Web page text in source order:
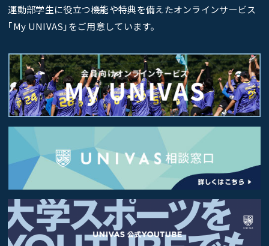
運動部学生に役立つ機能や特典を備えたオンラインサービス
｢My UNIVAS｣をご用意しています。